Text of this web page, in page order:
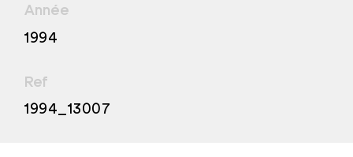
Année
1994
Ref
1994_13007